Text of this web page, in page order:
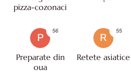
pizza-cozonaci
P
Preparate din
oua
56
R
Retete asiatice
55